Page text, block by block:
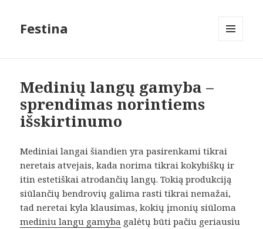
Festina
Medinių langų gamyba –
sprendimas norintiems
išskirtinumo
Mediniai langai šiandien yra pasirenkami tikrai
neretais atvejais, kada norima tikrai kokybiškų ir
itin estetiškai atrodančių langų. Tokią produkciją
siūlančių bendrovių galima rasti tikrai nemažai,
tad neretai kyla klausimas, kokių įmonių siūloma
mediniu langu gamyba galėtų būti pačiu geriausiu